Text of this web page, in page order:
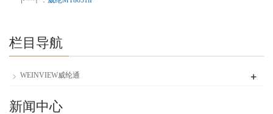
栏目导航
WEINVIEW威纶通 +
新闻中心